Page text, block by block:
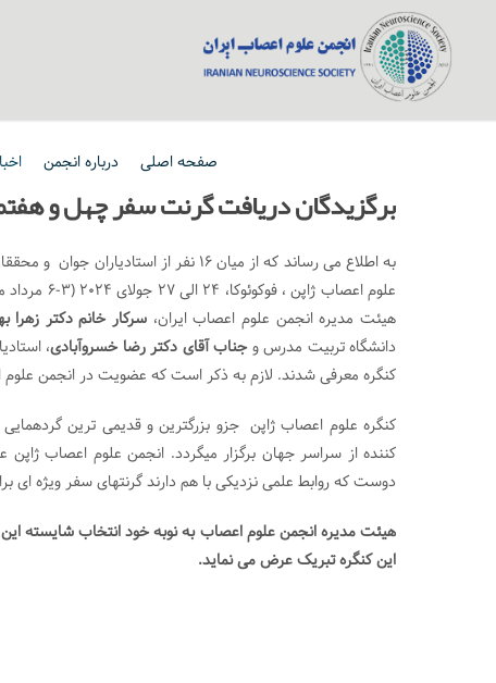
صفحه اصلی درباره انجمن
برگزیدگان دریافت گرنت سفر چهل و
به اطلاع می رساند که از میان 16 نفر
هیئت مدیره انجمن علوم اعصاب ایران، سرکار خانم دکتر زهرا
دانشگاه تربیت مدرس وجناب آقای دکتر رضا خسروآبادی،
کنگره معرفی شدند. لازم به ذکر است که عضویت در انجمن علوم
کننده از سراسر جهان برگزار میگردد. انجمن علوم اعصاب
دوست که روابط علمی نزدیکی با هم دارند گرنتهای سفر ویژه ای
هیئت مدیره انجمن علوم اعصاب به نوبه خود انتخاب شایسته
این کنگره تبریک عرض می نماید.